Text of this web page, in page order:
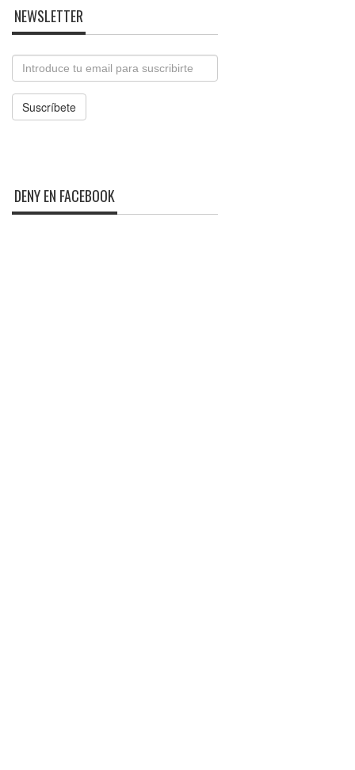
NEWSLETTER
Email
Suscríbete
DENY EN FACEBOOK